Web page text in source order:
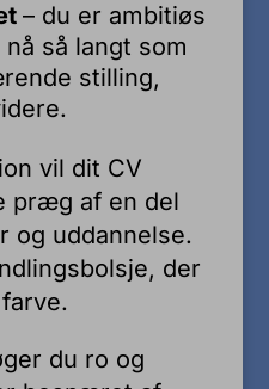
– du er ambitiøs
så langt som
stilling,
vil dit CV
præg af en del
og uddannelse.
der
du ro og